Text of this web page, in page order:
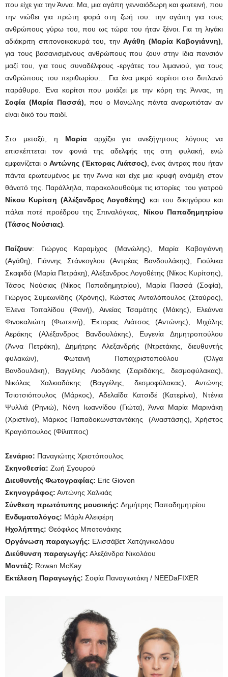
που είχε για την Άννα. Μα, μια αγάπη γενναιόδωρη και φωτεινή, που
την νιώθει για πρώτη φορά στη ζωή του: την αγάπη για τους
ανθρώπους γύρω του, που ως τώρα του ήταν ξένοι. Για τη λιγάκι
αδιάκριτη σπιτονοικοκυρά του, την Αγάθη (Μαρία Καβογιάννη),
για τους βασανισμένους ανθρώπους που ζουν στην ίδια πανσιόν
μαζί του, για τους συναδέλφους -εργάτες του λιμανιού, για τους
ανθρώπους του περιθωρίου… Για ένα μικρό κορίτσι στο διπλανό
παράθυρο. Ένα κορίτσι που μοιάζει με την κόρη της Άννας, τη
Σοφία (Μαρία Πασσά), που ο Μανώλης πάντα αναρωτιόταν αν
είναι δικό του παιδί.
Στο μεταξύ, η Μαρία αρχίζει για ανεξήγητους λόγους να
επισκέπτεται τον φονιά της αδελφής της στη φυλακή, ενώ
εμφανίζεται οΑντώνης (Έκτορας Λιάτσος), ένας άντρας που ήταν
πάντα ερωτευμένος με την Άννα και είχε μια κρυφή ανάμιξη στον
θάνατό της. Παράλληλα, παρακολουθούμε τις ιστορίες του γιατρού
Νίκου Κυρίτση (Αλέξανδρος Λογοθέτης) και του δικηγόρου και
πάλαι ποτέ προέδρου της Σπιναλόγκας, Νίκου Παπαδημητρίου
(Τάσος Νούσιας).
Παίζουν: Γιώργος Καραμίχος (Μανώλης), Μαρία Καβογιάννη
(Αγάθη), Γιάννης Στάνκογλου (Αντρέας Βανδουλάκης), Γιούλικα
Σκαφιδά (Μαρία Πετράκη), Αλέξανδρος Λογοθέτης (Νίκος Κυρίτσης),
Τάσος Νούσιας (Νίκος Παπαδημητρίου), Μαρία Πασσά (Σοφία),
Γιώργος Συμεωνίδης (Χρόνης), Κώστας Ανταλόπουλος (Σταύρος),
Έλενα Τοπαλίδου (Φανή), Αινείας Τσαμάτης (Μάκης), Ελεάννα
Φινοκαλιώτη (Φωτεινή), Έκτορας Λιάτσος (Αντώνης), Μιχάλης
Αεράκης (Αλέξανδρος Βανδουλάκης), Ευγενία Δημητροπούλου
(Άννα Πετράκη), Δημήτρης Αλεξανδρής (Ντρετάκης, διευθυντής
φυλακών), Φωτεινή Παπαχριστοπούλου (Όλγα
Βανδουλάκη), Βαγγέλης Λιοδάκης (Σαριδάκης, δεσμοφύλακας),
Νικόλας Χαλκιαδάκης (Βαγγέλης, δεσμοφύλακας), Αντώνης
Τσιοτσιόπουλος (Μάρκος), Αδελαΐδα Κατσιδέ (Κατερίνα), Ντένια
Ψυλλιά (Ρηνιώ), Νόνη Ιωαννίδου (Γιώτα), Άννα Μαρία Μαρινάκη
(Χριστίνα), Μάρκος Παπαδοκωνσταντάκης (Αναστάσης), Χρήστος
Κραγιόπουλος (Φίλιππος)
Σενάριο: Παναγιώτης Χριστόπουλος
Σκηνοθεσία: Ζωή Σγουρού
Διευθυντής Φωτογραφίας: Eric Giovon
Σκηνογράφος: Αντώνης Χαλκιάς
Σύνθεση πρωτότυπης μουσικής: Δημήτρης Παπαδημητρίου
Ενδυματολόγος: Μάρλι Αλειφέρη
Ηχολήπτης: Θεόφιλος Μποτονάκης
Οργάνωση παραγωγής: Ελισσάβετ Χατζηνικολάου
Διεύθυνση παραγωγής: Αλεξάνδρα Νικολάου
Μοντάζ: Rowan McKay
Εκτέλεση Παραγωγής: Σοφία Παναγιωτάκη / NEEDaFIXER